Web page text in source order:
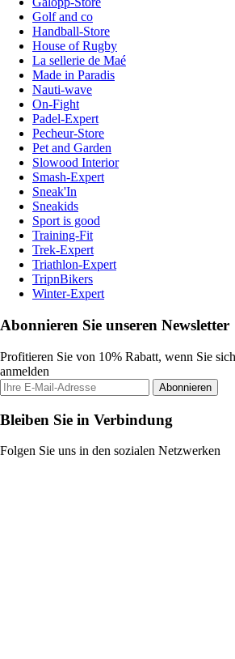
Golf and co
Handball-Store
House of Rugby
La sellerie de Maé
Made in Paradis
Nauti-wave
On-Fight
Padel-Expert
Pecheur-Store
Pet and Garden
Slowood Interior
Smash-Expert
Sneak'In
Sneakids
Sport is good
Training-Fit
Trek-Expert
Triathlon-Expert
TripnBikers
Winter-Expert
Abonnieren Sie unseren Newsletter
Profitieren Sie von 10% Rabatt, wenn Sie
anmelden
Abonnieren
Bleiben Sie in Verbindung
Folgen Sie uns in den sozialen Netzwerken